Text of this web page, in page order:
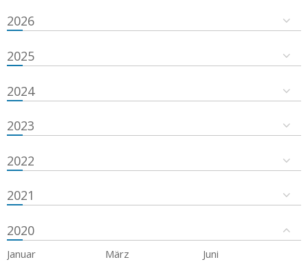
2026
2025
2024
2023
2022
2021
2020
Januar März
Juni